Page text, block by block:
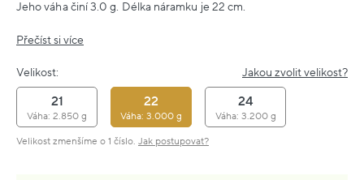
Jeho váha činí 3.0 g. Délka náramku je 22 cm.
Přečíst si více
Velikost: Jakou zvolit velikost?
21
Váha: 2.850 g
22
Váha: 3.000 g
24
Váha: 3.200 g
Velikost zmenšíme o 1 číslo. Jak postupovat?